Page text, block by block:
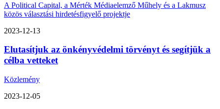
A Political Capital, a Mérték Médiaelemző Műhely és a Lakmusz
közös választási hirdetésfigyelő projektje
2023-12-13
Elutasítjuk az önkényvédelmi törvényt és segítjük a
célba vetteket
Közlemény
2023-12-05